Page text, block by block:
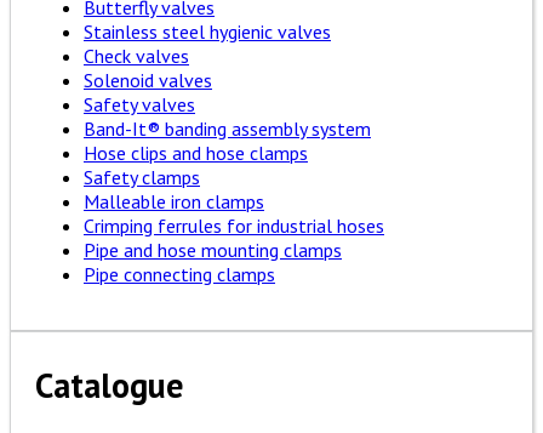
Butterfly valves
Stainless steel hygienic valves
Check valves
Solenoid valves
Safety valves
Band-It® banding assembly system
Hose clips and hose clamps
Safety clamps
Malleable iron clamps
Crimping ferrules for industrial hoses
Pipe and hose mounting clamps
Pipe connecting clamps
Catalogue